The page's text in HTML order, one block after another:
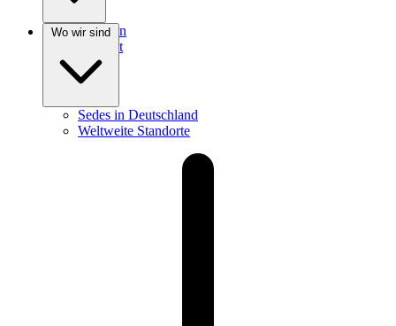
Spenden
Kontakt
Wo wir sind
Sedes in Deutschland
Weltweite Standorte